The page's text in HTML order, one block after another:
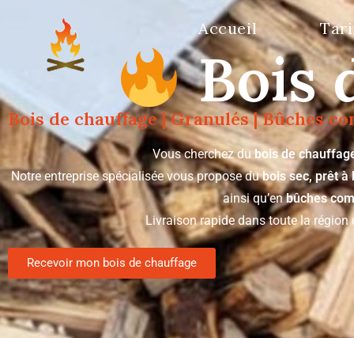
Accueil
Bois
Bois de chauffage | Granulés | Bûches
Vous cherchez du bois de
Notre entreprise spécialisée vous propose dubois sec, prêt à
ainsi qu’enbûches
Livraison rapide dans toute la région
Recevoir mon bois de chauffage